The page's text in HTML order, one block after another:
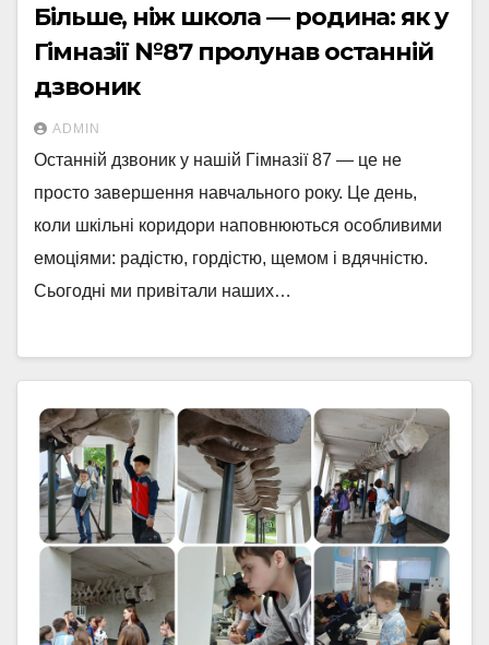
Більше, ніж школа — родина: як у
Гімназії №87 пролунав останній
дзвоник
ADMIN
Останній дзвоник у нашій Гімназії 87 — це не
просто завершення навчального року. Це день,
коли шкільні коридори наповнюються особливими
емоціями: радістю, гордістю, щемом і вдячністю.
Сьогодні ми привітали наших…